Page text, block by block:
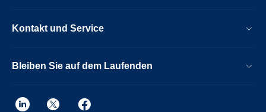
Kontakt und Service
Bleiben Sie auf dem Laufenden